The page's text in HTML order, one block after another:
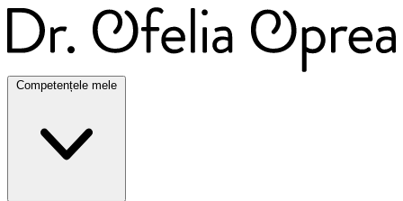
Dr. Ofelia Oprea
Competențele mele